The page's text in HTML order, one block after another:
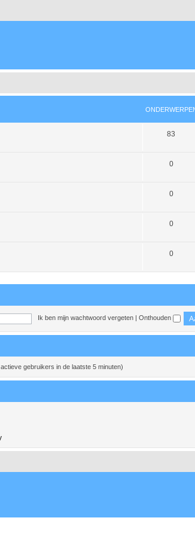
83
0
0
0
0
Ik ben mijn wachtwoord vergeten Onthouden
gebruikers in de laatste 5 minuten)